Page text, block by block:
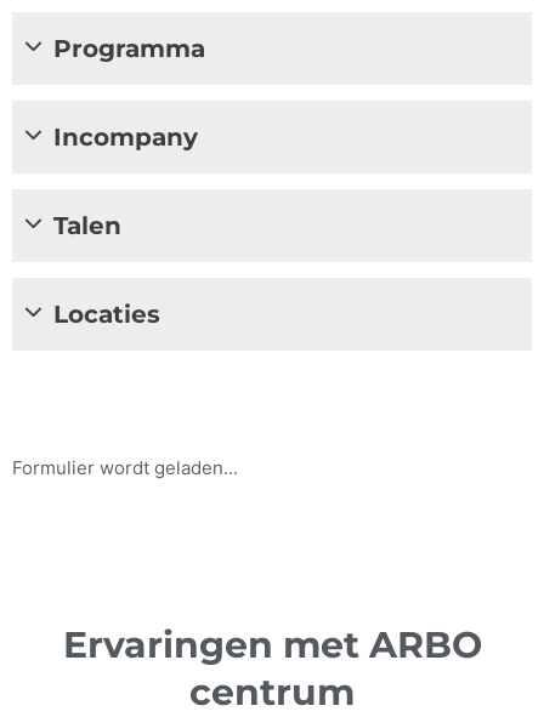
Programma
Incompany
Talen
Locaties
Formulier wordt geladen...
Ervaringen met ARBO
centrum